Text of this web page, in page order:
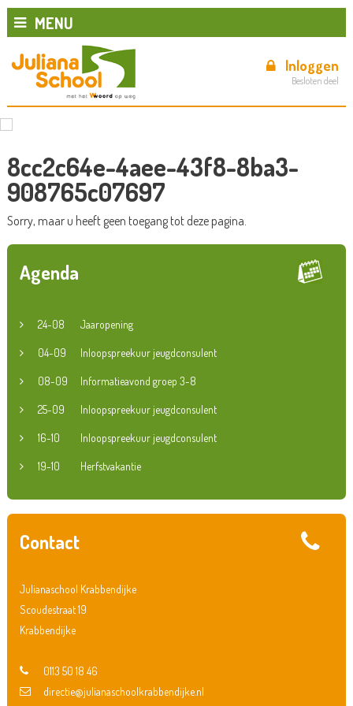
MENU
Inloggen
Besloten deel
8cc2c64e-4aee-43f8-8ba3-
908765c07697
Sorry, maar u heeft geen toegang tot deze pagina.
Agenda
24-08 Jaaropening
04-09 Inloopspreekuur jeugdconsulent
08-09 Informatieavond groep 3-8
25-09 Inloopspreekuur jeugdconsulent
16-10 Inloopspreekuur jeugdconsulent
19-10 Herfstvakantie
Contact
Julianaschool Krabbendijke
Scoudestraat 19
Krabbendijke
0113 50 18 46
directie@julianaschoolkrabbendijke.nl